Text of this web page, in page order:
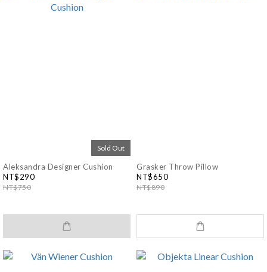
Sold Out
Aleksandra Designer Cushion
NT$290
NT$750
Grasker Throw Pillow
NT$650
NT$890